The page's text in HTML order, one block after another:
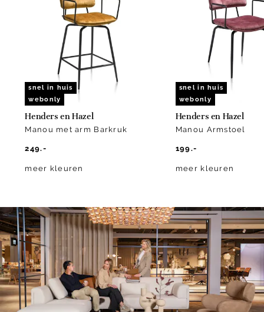
snel in huis
webonly
Henders en Hazel
Manou met arm Barkruk
249.-
meer kleuren
snel in huis
webonly
Henders en Hazel
Manou Armstoel
199.-
meer kleuren